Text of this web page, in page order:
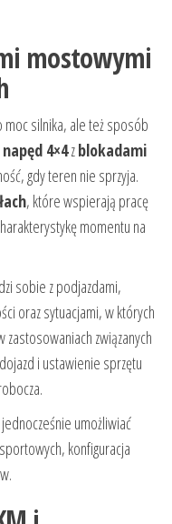
mostowymi
moc silnika, ale też sposób
napęd 4×4zblokadami
gdy teren nie sprzyja.
, które wspierają pracę
momentu na
sobie z podjazdami,
oraz sytuacjami, w których
zastosowaniach związanych
i ustawienie sprzętu
jednocześnie umożliwiać
konfiguracja